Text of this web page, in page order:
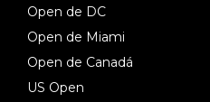
Open de DC
Open de Miami
Open de Canadá
US Open